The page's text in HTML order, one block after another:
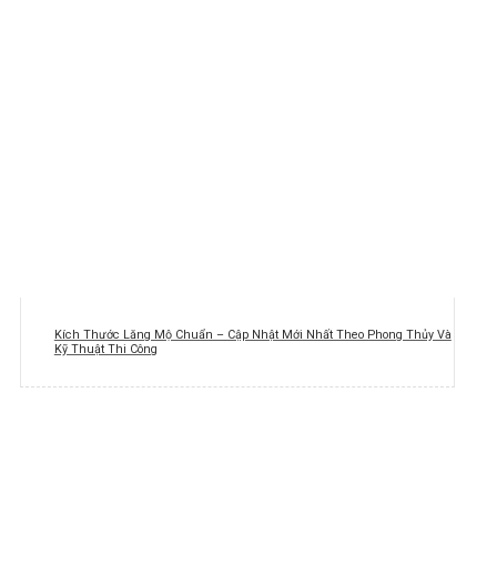
Kích Thước Lăng Mộ Chuẩn – Cập Nhật Mới Nhất Theo Phong Thủy Và
Kỹ Thuật Thi Công